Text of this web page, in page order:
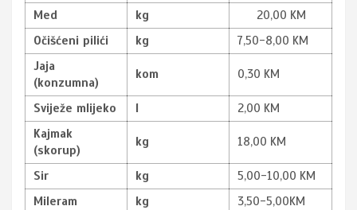
Med kg
20,00 KM
Očišćeni pilići
kg
7,50-8,00 KM
Jaja
(konzumna)
kom 0,30 KM
Sviježe mlijeko l
2,00 KM
Kajmak
(skorup)
kg 18,00 KM
Sir kg
5,00-10,00 KM
Mileram
kg 3,50-5,00KM